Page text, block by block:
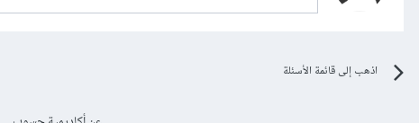
اذهب إلى قائمة الأسئلة